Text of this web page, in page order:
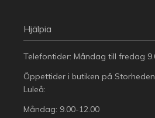
Hjälpia
Telefontider: Måndag till fredag
Öppettider i butiken på
Luleå:
Måndag: 9.00-12.00